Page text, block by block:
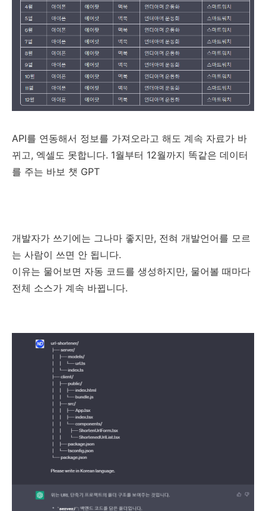
API를 연동해서 정보를 가져오라고 해도 계속 자료가 바
뀌고, 엑셀도 못합니다. 1월부터 12월까지 똑같은 데이터
를 주는 바보 챗 GPT
개발자가 쓰기에는 그나마 좋지만, 전혀 개발언어를 모르
는 사람이 쓰면 안 됩니다.
이유는 물어보면 자동 코드를 생성하지만, 물어볼 때마다
전체 소스가 계속 바뀝니다.